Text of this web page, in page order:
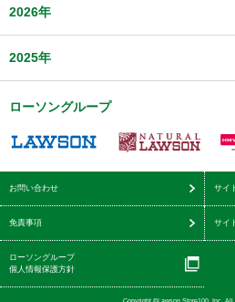
2026年
2025年
ローソングループ
お問い合わせ サイ
免責事項 サイ
ローソングループ
個人情報保護方針